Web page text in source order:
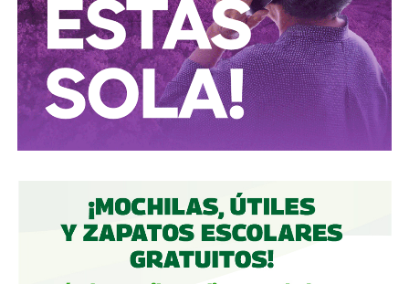
diciembre de 2022, de la participación conjunta en Grupo
Aeroportuario Centro Norte (OMA), quedó en30% para
Martínez y 23.95% para cada uno de los dos
ejecutivos de Televisay un 1.2% de Control Empresarial
de Capitales, filial de Grupo Carso de Carlos Slim, es decir,
el propio Slim también tiene una participación minoritaria,